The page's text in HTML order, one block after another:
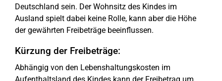
Deutschland sein. Der Wohnsitz des Kindes im
Ausland spielt dabei keine Rolle, kann aber die Höhe
der gewährten Freibeträge beeinflussen.
Kürzung der Freibeträge:
Abhängig von den Lebenshaltungskosten im